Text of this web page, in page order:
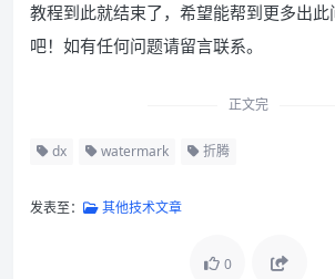
教程到此就结束了，希望能帮到更多出
吧！如有任何问题请留言联系。
正文完
dx watermark 折腾
发表至： 其他技术文章
0